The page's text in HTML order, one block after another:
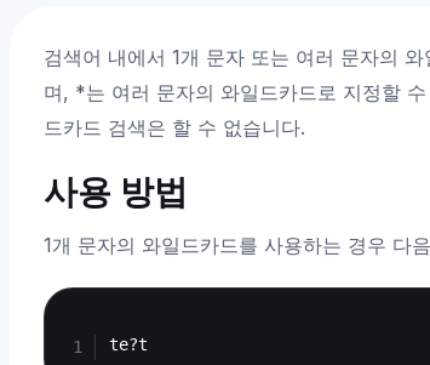
검색어 내에서 1개 문자 또는 여러 문자의
며, *는 여러 문자의 와일드카드로 지정할
드카드 검색은 할 수 없습니다.
사용 방법
1개 문자의 와일드카드를 사용하는 경우 다